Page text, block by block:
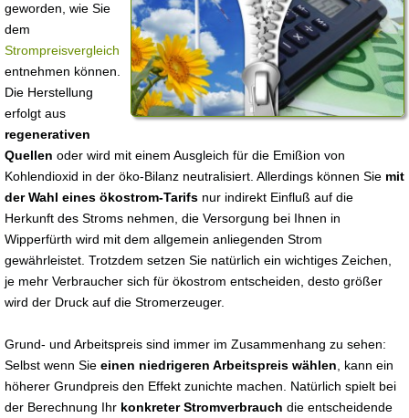
geworden, wie Sie
dem
Strompreisvergleich
entnehmen können.
Die Herstellung
erfolgt aus
regenerativen
Quellen oder wird mit einem Ausgleich für die Emißion von
Kohlendioxid in der öko-Bilanz neutralisiert. Allerdings können Sie mit
der Wahl eines ökostrom-Tarifs nur indirekt Einfluß auf die
Herkunft des Stroms nehmen, die Versorgung bei Ihnen in
Wipperfürth wird mit dem allgemein anliegenden Strom
gewährleistet. Trotzdem setzen Sie natürlich ein wichtiges Zeichen,
je mehr Verbraucher sich für ökostrom entscheiden, desto größer
wird der Druck auf die Stromerzeuger.
Grund- und Arbeitspreis sind immer im Zusammenhang zu sehen:
Selbst wenn Sie einen niedrigeren Arbeitspreis wählen , kann ein
höherer Grundpreis den Effekt zunichte machen. Natürlich spielt bei
der Berechnung Ihr konkreter Stromverbrauch die entscheidende